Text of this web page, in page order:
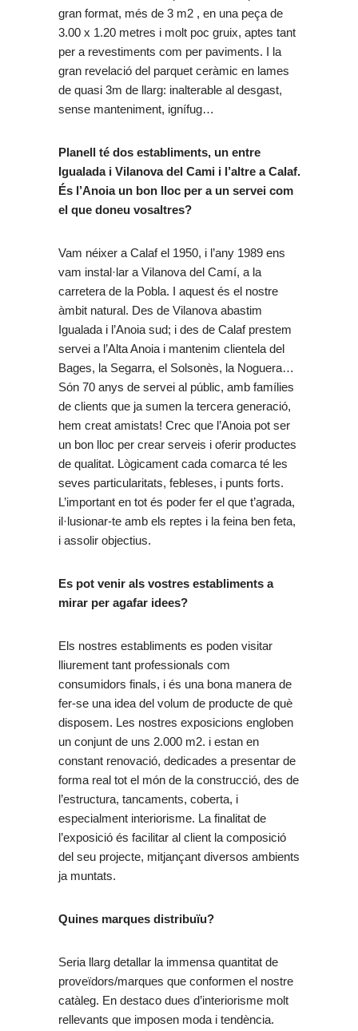
gran format, més de 3 m2 , en una peça de
3.00 x 1.20 metres i molt poc gruix, aptes tant
per a revestiments com per paviments. I la
gran revelació del parquet ceràmic en lames
de quasi 3m de llarg: inalterable al desgast,
sense manteniment, ignífug…
Planell té dos establiments, un entre
Igualada i Vilanova del Cami i l’altre a Calaf.
És l’Anoia un bon lloc per a un servei com
el que doneu vosaltres?
Vam néixer a Calaf el 1950, i l’any 1989 ens
vam instal·lar a Vilanova del Camí, a la
carretera de la Pobla. I aquest és el nostre
àmbit natural. Des de Vilanova abastim
Igualada i l’Anoia sud; i des de Calaf prestem
servei a l’Alta Anoia i mantenim clientela del
Bages, la Segarra, el Solsonès, la Noguera…
Són 70 anys de servei al públic, amb famílies
de clients que ja sumen la tercera generació,
hem creat amistats! Crec que l’Anoia pot ser
un bon lloc per crear serveis i oferir productes
de qualitat. Lògicament cada comarca té les
seves particularitats, febleses, i punts forts.
L’important en tot és poder fer el que t’agrada,
il·lusionar-te amb els reptes i la feina ben feta,
i assolir objectius.
Es pot venir als vostres establiments a
mirar per agafar idees?
Els nostres establiments es poden visitar
lliurement tant professionals com
consumidors finals, i és una bona manera de
fer-se una idea del volum de producte de què
disposem. Les nostres exposicions engloben
un conjunt de uns 2.000 m2. i estan en
constant renovació, dedicades a presentar de
forma real tot el món de la construcció, des de
l’estructura, tancaments, coberta, i
especialment interiorisme. La finalitat de
l’exposició és facilitar al client la composició
del seu projecte, mitjançant diversos ambients
ja muntats.
Quines marques distribuïu?
Seria llarg detallar la immensa quantitat de
proveïdors/marques que conformen el nostre
catàleg. En destaco dues d’interiorisme molt
rellevants que imposen moda i tendència.